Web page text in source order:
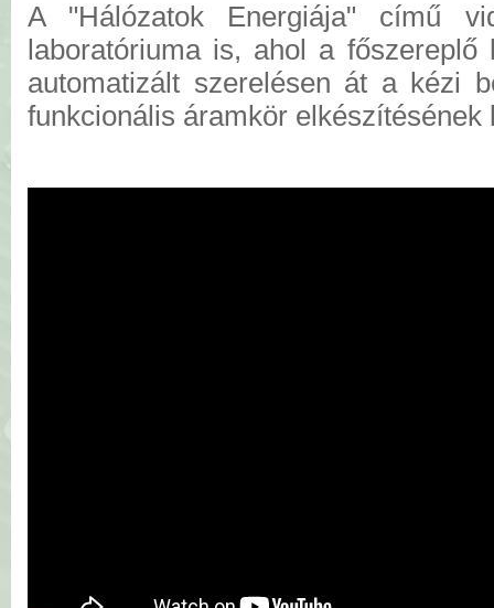
A "Hálózatok Energiája" című
laboratóriuma is, ahol a
automatizált szerelésen át a kézi
funkcionális áramkör elkészítésének